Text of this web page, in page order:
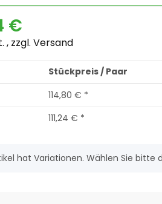
€
, zzgl. Versand
Stückpreis / Paar
114,80 € *
111,24 € *
hat Variationen. Wählen Sie bitte